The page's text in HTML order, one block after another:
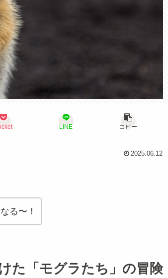
LINE コピー
2025.06.12
る〜！
た「モグラたち」の冒険